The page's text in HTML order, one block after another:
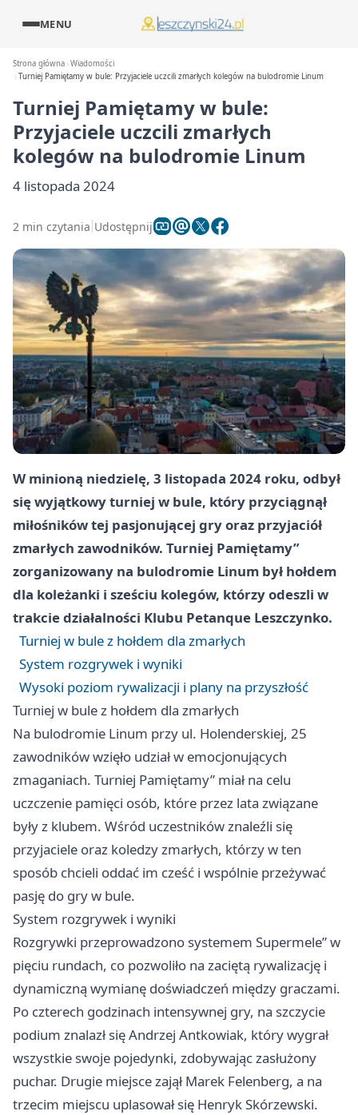
MENU
Strona główna Wiadomości
Turniej Pamiętamy w bule: Przyjaciele uczcili zmarłych kolegów na bulodromie Linum
Turniej Pamiętamy w bule:
Przyjaciele uczcili zmarłych
kolegów na bulodromie Linum
4 listopada 2024
2 min czytania Udostępnij
W minioną niedzielę, 3 listopada 2024 roku, odbył
się wyjątkowy turniej w bule, który przyciągnął
miłośników tej pasjonującej gry oraz przyjaciół
zmarłych zawodników. Turniej Pamiętamy”
zorganizowany na bulodromie Linum był hołdem
dla koleżanki i sześciu kolegów, którzy odeszli w
trakcie działalności Klubu Petanque Leszczynko.
Turniej w bule z hołdem dla zmarłych
System rozgrywek i wyniki
Wysoki poziom rywalizacji i plany na przyszłość
Turniej w bule z hołdem dla zmarłych
Na bulodromie Linum przy ul. Holenderskiej, 25
zawodników wzięło udział w emocjonujących
zmaganiach. Turniej Pamiętamy” miał na celu
uczczenie pamięci osób, które przez lata związane
były z klubem. Wśród uczestników znaleźli się
przyjaciele oraz koledzy zmarłych, którzy w ten
sposób chcieli oddać im cześć i wspólnie przeżywać
pasję do gry w bule.
System rozgrywek i wyniki
Rozgrywki przeprowadzono systemem Supermele” w
pięciu rundach, co pozwoliło na zaciętą rywalizację i
dynamiczną wymianę doświadczeń między graczami.
Po czterech godzinach intensywnej gry, na szczycie
podium znalazł się Andrzej Antkowiak, który wygrał
wszystkie swoje pojedynki, zdobywając zasłużony
puchar. Drugie miejsce zajął Marek Felenberg, a na
trzecim miejscu uplasował się Henryk Skórzewski.